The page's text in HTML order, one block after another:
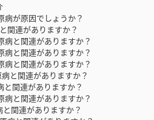
病が原因でしょうか？
関連がありますか？
病と関連がありますか？
病と関連がありますか？
病と関連がありますか？
と関連がありますか？
関連がありますか？
病と関連がありますか？
関連がありますか？